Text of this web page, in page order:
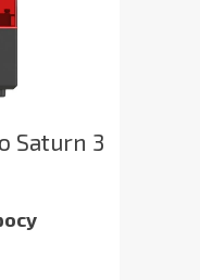
Saturn 3